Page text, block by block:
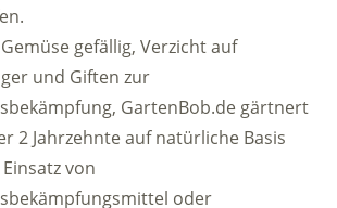
gefällig, Verzicht auf
und Giften zur
GartenBob.de gärtnert
2 Jahrzehnte auf natürliche Basis
von
oder